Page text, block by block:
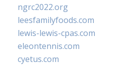
ngrc2022.org
leesfamilyfoods.com
lewis-lewis-cpas.com
eleontennis.com
cyetus.com